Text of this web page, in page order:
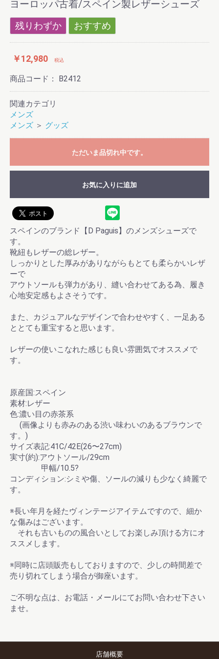
ヨーロッパ古着/スペイン製レザーシューズ
残りわずか おすすめ
￥12,980 税込
商品コード： B2412
関連カテゴリ
メンズ
メンズ ＞ グッズ
ただいま品切れ中です。
お気に入りに追加
スペインのブランド【D Paguis】のメンズシューズで
す。
靴紐もレザーの総レザー。
しっかりとした厚みがありながらもとても柔らかいレザ
ーで
アウトソールも弾力があり、縫い合わせてある為、履き
心地安定感もよさそうです。
また、カジュアルなデザインで合わせやすく、一足ある
ととても重宝すると思います。
レザーの使いこなれた感じも良い雰囲気でオススメで
す。
原産国:スペイン
素材:レザー
色:濃い目の赤茶系
(画像よりも赤みのある渋い味わいのあるブラウンで
す。)
サイズ表記:41C/42E(26〜27cm)
実寸(約):アウトソール/29cm
甲幅/10.5?
コンディション:シミや傷、ソールの減りも少なく綺麗で
す。
※長い年月を経たヴィンテージアイテムですので、細か
な傷みはございます。
それも古いものの風合いとしてお楽しみ頂ける方にオ
ススメします。
※同時に店頭販売もしておりますので、少しの時間差で
売り切れてしまう場合が御座います。
ご不明な点は、お電話・メールにてお問い合わせ下さい
ませ。
店舗概要